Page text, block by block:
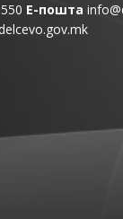
Е-пошта